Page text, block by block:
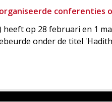
conferenties
heeft op 28 februari en 1
onder de titel